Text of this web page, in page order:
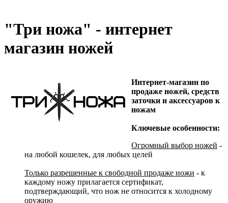
"Три ножа" - интернет
магазин ножей
Интернет-магазин по
продаже ножей, средств
заточки и аксессуаров к
ножам
Ключевые особенности:
Огромный выбор ножей -
на любой кошелек, для любых целей
Только разрешенные к свободной продаже ножи - к
каждому ножу прилагается сертификат,
подтверждающий, что нож не относится к холодному
оружию